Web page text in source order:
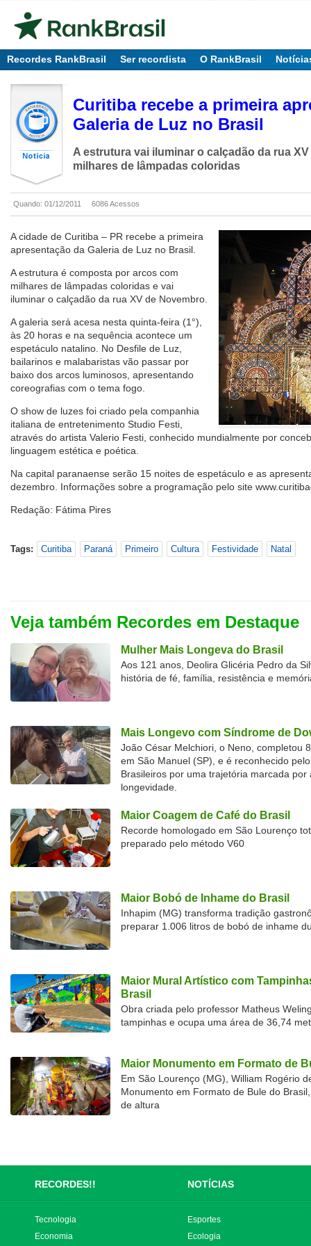
Recordes RankBrasil Ser recordista O RankBrasil
Curitiba recebe a primeira
Galeria de Luz no Brasil
A estrutura vai iluminar o calçadão da rua
milhares de lâmpadas coloridas
Quando: 01/12/2011 6086 Acessos
A cidade de Curitiba – PR recebe a primeira
apresentação da Galeria de Luz no Brasil.
A estrutura é composta por arcos com
milhares de lâmpadas coloridas e vai
iluminar o calçadão da rua XV de Novembro.
A galeria será acesa nesta quinta-feira (1°),
às 20 horas e na sequência acontece um
espetáculo natalino. No Desfile de Luz,
bailarinos e malabaristas vão passar por
baixo dos arcos luminosos, apresentando
coreografias com o tema fogo.
O show de luzes foi criado pela companhia
italiana de entretenimento Studio Festi,
através do artista Valerio Festi, conhecido mundialmente por
linguagem estética e poética.
Na capital paranaense serão 15 noites de espetáculo e as
dezembro. Informações sobre a programação pelo site
Redação: Fátima Pires
Tags: Curitiba Paraná Primeiro Cultura Festividade Natal
Veja também Recordes em Destaque
Mulher Mais Longeva do Brasil
Aos 121 anos, Deolira Glicéria Pedro da
história de fé, família, resistência e
Mais Longevo com Síndrome de
João César Melchiori, o Neno, completou
em São Manuel (SP), e é reconhecido
Brasileiros por uma trajetória marcada por
longevidade.
Maior Coagem de Café do Brasil
Recorde homologado em São Lourenço
preparado pelo método V60
Maior Bobó de Inhame do Brasil
Inhapim (MG) transforma tradição
preparar 1.006 litros de bobó de inhame
Maior Mural Artístico com
Brasil
Obra criada pelo professor Matheus
tampinhas e ocupa uma área de 36,74
Maior Monumento em Formato de
Em São Lourenço (MG), William Rogério
Monumento em Formato de Bule do
de altura
RECORDES!! NOTÍCIAS
Tecnologia
Economia
Esportes
Ecologia